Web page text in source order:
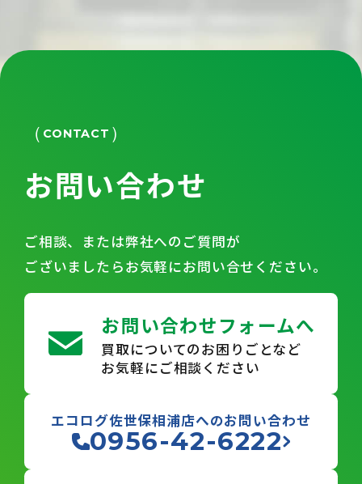
CONTACT
お問い合わせ
ご相談、または弊社へのご質問が
ございましたらお気軽にお問い合せください。
お問い合わせフォームへ
買取についてのお困りごとなど
お気軽にご相談ください
エコログ佐世保相浦店へのお問い合わせ
0956-42-6222